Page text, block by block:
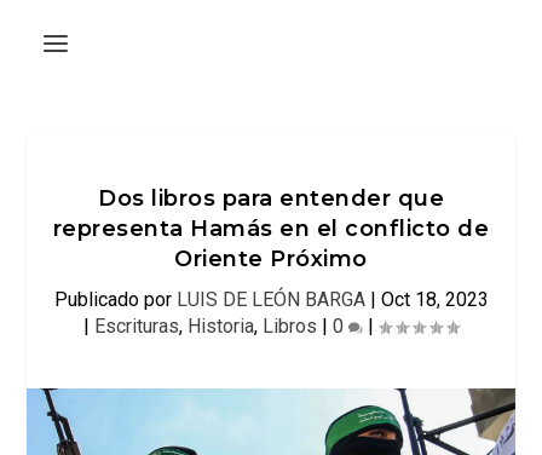
Dos libros para entender que
representa Hamás en el conflicto de
Oriente Próximo
Publicado por LUIS DE LEÓN BARGA| Oct 18, 2023
| Escrituras, Historia, Libros | 0 |